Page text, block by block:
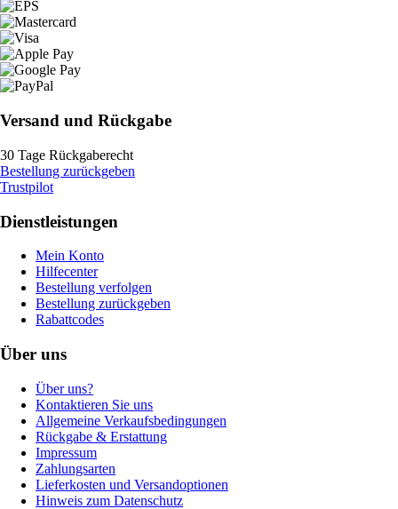
Versand und Rückgabe
30 Tage Rückgaberecht
Bestellung zurückgeben
Trustpilot
Dienstleistungen
Mein Konto
Hilfecenter
Bestellung verfolgen
Bestellung zurückgeben
Rabattcodes
Über uns
Über uns?
Kontaktieren Sie uns
Allgemeine Verkaufsbedingungen
Rückgabe & Erstattung
Impressum
Zahlungsarten
Lieferkosten und Versandoptionen
Hinweis zum Datenschutz